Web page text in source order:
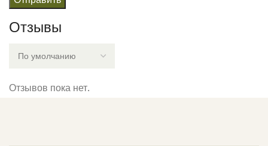
Отзывы
Отзывов пока нет.